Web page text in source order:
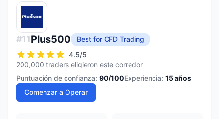
#11Plus500
Best for CFD Trading
4.5/5
200,000 traders eligieron este corredor
Puntuación de confianza: 90/100Experiencia: 15años
Comenzar a Operar